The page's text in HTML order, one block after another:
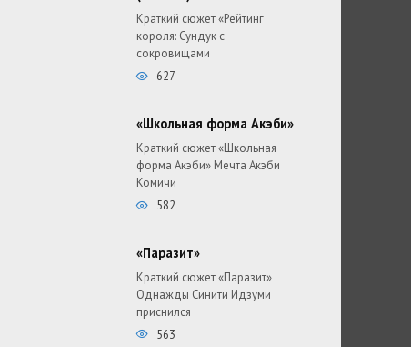
Краткий сюжет «Рейтинг
короля: Сундук с
сокровищами
627
«Школьная форма Акэби»
Краткий сюжет «Школьная
форма Акэби» Мечта Акэби
Комичи
582
«Паразит»
Краткий сюжет «Паразит»
Однажды Синити Идзуми
приснился
563